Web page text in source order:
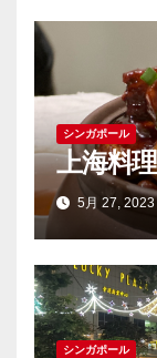
シンガポール
上海料
5月 27, 2023
シンガポール